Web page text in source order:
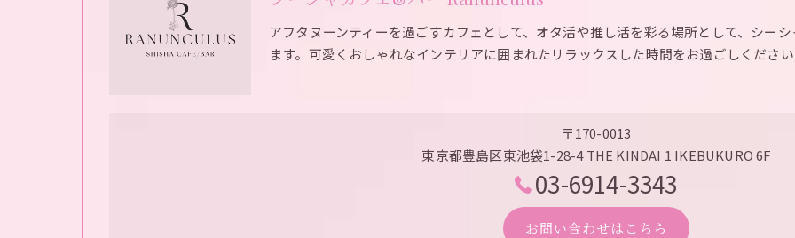
アフタヌーンティーを過ごすカフェとして、オタ活や推し活を彩る場所として、シー
ます。可愛くおしゃれなインテリアに囲まれたリラックスした時間をお過ごしくださ
〒170-0013
東京都豊島区東池袋1-28-4 THE KINDAI 1 IKEBUKURO 6F
03-6914-3343
お問い合わせはこちら